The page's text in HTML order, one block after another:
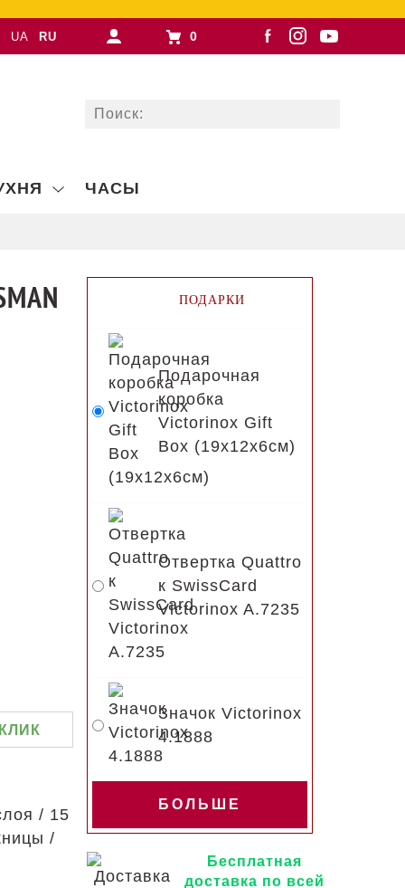
UA RU 0
ЧАСЫ
/ 15
/
ПОДАРКИ
Подарочная
коробка
Victorinox Gift
Box (19x12x6см)
Отвертка Quattro
к SwissCard
Victorinox A.7235
Значок Victorinox
4.1888
БОЛЬШЕ
Бесплатная
доставка по всей